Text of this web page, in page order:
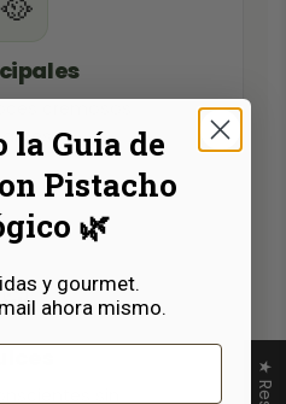
🍪
la Guía de
Pistacho
🌿
y gourmet.
ahora mismo.